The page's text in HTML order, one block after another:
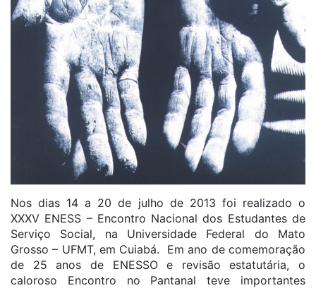
Nos dias 14 a 20 de julho de 2013 foi realizado o
XXXV ENESS – Encontro Nacional dos Estudantes de
Serviço Social, na Universidade Federal do Mato
Grosso – UFMT, em Cuiabá. Em ano de comemoração
de 25 anos de ENESSO e revisão estatutária, o
caloroso Encontro no Pantanal teve importantes